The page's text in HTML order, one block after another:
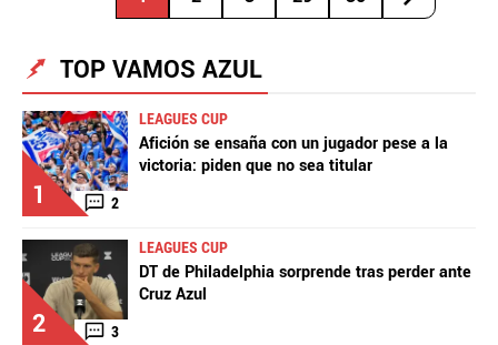
TOP VAMOS AZUL
1 2
LEAGUES CUP
Afición se ensaña con un jugador pese a la
victoria: piden que no sea titular
2 3
LEAGUES CUP
DT de Philadelphia sorprende tras perder ante
Cruz Azul